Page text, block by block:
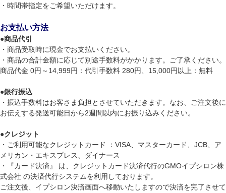
・時間帯指定をご希望いただけます。
お支払い方法
●商品代引
・商品受取時に現金でお支払いください。
・商品の合計金額に応じて別途手数料がかかります。ご了承ください。
商品代金 0円～14,999円：代引手数料 280円、15,000円以上：無料
●銀行振込
・振込手数料はお客さま負担とさせていただきます。なお、ご注文後に
お伝えする発送可能日から2週間以内にお振り込みください。
●クレジット
・ご利用可能なクレジットカード ：VISA、マスターカード、JCB、ア
メリカン・エキスプレス、ダイナース
・『カード決済』 は、クレジットカード決済代行のGMOイプシロン株
式会社 の決済代行システムを利用しております。
ご注文後、イプシロン決済画面へ移動いたしますので決済を完了させて